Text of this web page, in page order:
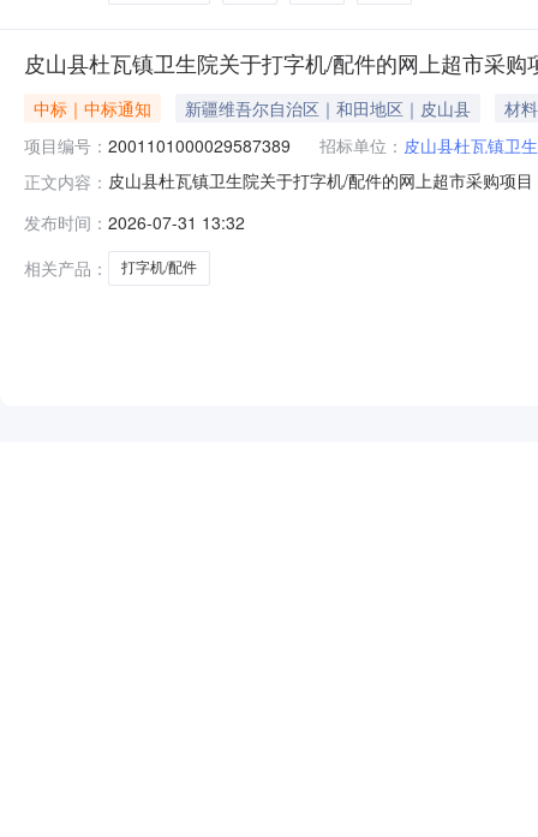
皮山县杜瓦镇卫生院关于打字机/配件的网上超市采购
中标｜中标通知 新疆维吾尔自治区｜和田地区｜皮山县
材
项目编号： 2001101000029587389 招标单位： 皮山县杜瓦镇卫
正文内容： 皮山县杜瓦镇卫生院关于打字机/配件的网上超市采购项
行政区划编码:653223项目所在行政区划名称:新疆维吾
发布时间： 2026-07-31 13:32
相关产品：
打字机/配件